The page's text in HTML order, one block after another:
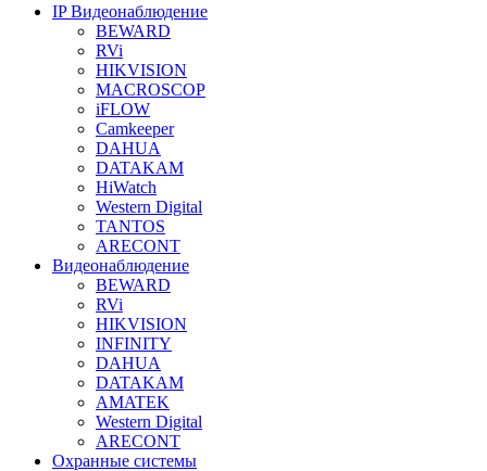
IP Видеонаблюдение
BEWARD
RVi
HIKVISION
MACROSCOP
iFLOW
Camkeeper
DAHUA
DATAKAM
HiWatch
Western Digital
TANTOS
ARECONT
Видеонаблюдение
BEWARD
RVi
HIKVISION
INFINITY
DAHUA
DATAKAM
AMATEK
Western Digital
ARECONT
Охранные системы